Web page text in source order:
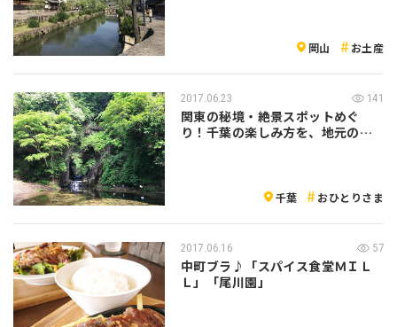
岡山 お土産
2017.06.23 141
関東の秘境・絶景スポットめぐ
り！千葉の楽しみ方を、地元の方
千葉 おひとりさま
2017.06.16 57
中町ブラ♪「スパイス食堂ＭＩＬ
Ｌ」「尾川園」